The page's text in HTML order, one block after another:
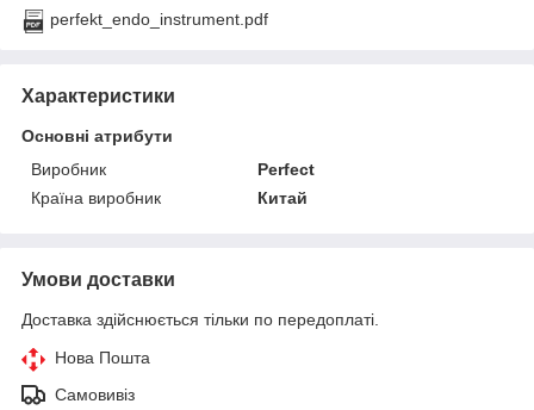
perfekt_endo_instrument.pdf
Характеристики
Основні атрибути
Виробник
Perfect
Країна виробник
Китай
Умови доставки
Доставка здійснюється тільки по передоплаті.
Нова Пошта
Самовивіз